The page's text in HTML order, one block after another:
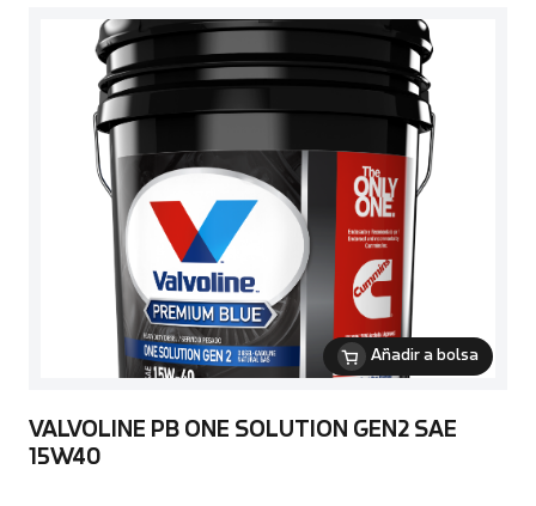
Añadir a bolsa
VALVOLINE PB ONE SOLUTION GEN2 SAE
15W40